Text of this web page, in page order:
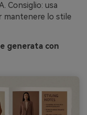
Consiglio: usa
mantenere lo stile
generata con